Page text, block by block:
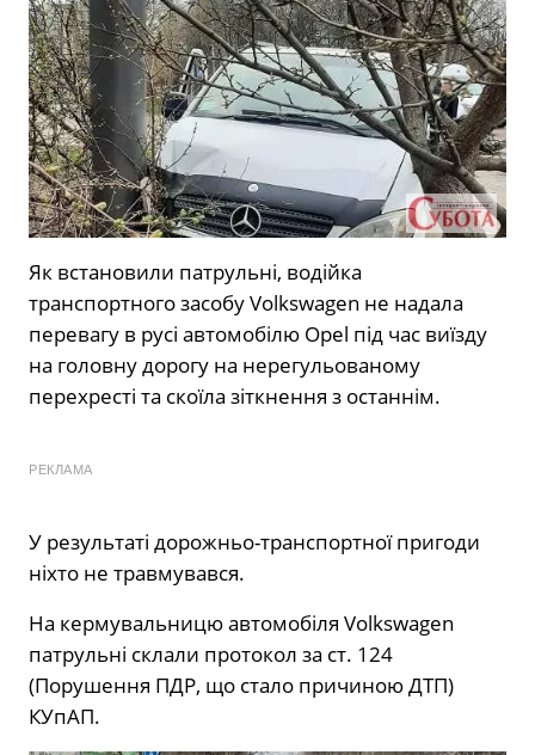
Як встановили патрульні, водійка
транспортного засобу Volkswagen не надала
перевагу в русі автомобілю Opel під час виїзду
на головну дорогу на нерегульованому
перехресті та скоїла зіткнення з останнім.
РЕКЛАМА
У результаті дорожньо-транспортної пригоди
ніхто не травмувався.
На кермувальницю автомобіля Volkswagen
патрульні склали протокол за ст. 124
(Порушення ПДР, що стало причиною ДТП)
КУпАП.